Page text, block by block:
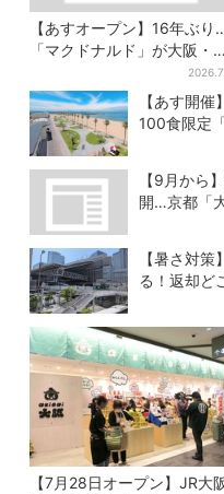
【あすオープン】16年ぶり
「マクドナルド」が大阪・本
町に帰ってくる！駅から徒
分＆23時まで
【あす開
100食限定
【9月から
開…京都「
【暑さ対
る！返却ど
【7月28日オープン】JR大